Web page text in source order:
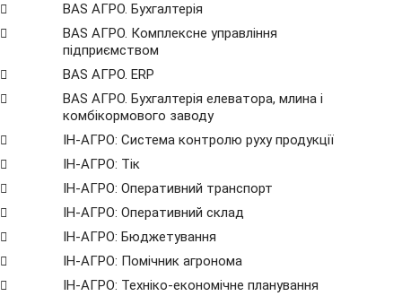
BAS АГРО. Бухгалтерія
BAS АГРО. Комплексне управління
підприємством
BAS АГРО. ERP
BAS АГРО. Бухгалтерія елеватора, млина і
комбікормового заводу
ІН-АГРО: Система контролю руху продукції
ІН-АГРО: Тік
ІН-АГРО: Оперативний транспорт
ІН-АГРО: Оперативний склад
ІН-АГРО: Бюджетування
ІН-АГРО: Помічник агронома
ІН-АГРО: Техніко-економічне планування